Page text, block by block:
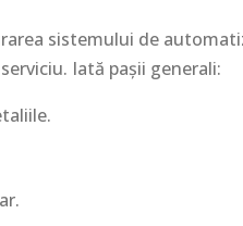
sistemului de
Iată pașii generali: